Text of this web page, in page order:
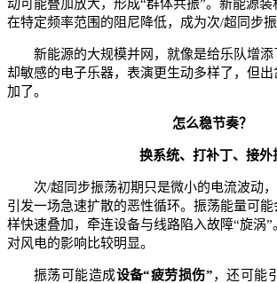
动可能叠加放大，形成“群体共振”。新能源
在特定频率范围的阻尼降低，成为次/超同步振
新能源的大规模并网，就像是给乐队增添
却敏感的电子乐器，表演更生动多样了，但
加了。
怎么稳节奏？
换系统、打补丁、接外
次/超同步振荡初期只是微小的电流波动
引发一场急速扩散的恶性循环。振荡能量可
样快速叠加，牵连设备与线路陷入故障“旋涡
对风电的影响比较明显。
振荡可能造成设备“疲劳损伤”，还可能